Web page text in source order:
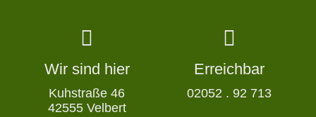
Wir sind hier
Kuhstraße 46
42555 Velbert
Erreichbar
02052 . 92 713